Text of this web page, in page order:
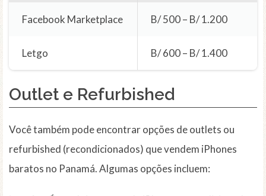
Facebook Marketplace B/ 500 – B/ 1.200
Letgo B/ 600 – B/ 1.400
Outlet e Refurbished
Você também pode encontrar opções de outlets ou
refurbished (recondicionados) que vendem iPhones
baratos no Panamá. Algumas opções incluem: